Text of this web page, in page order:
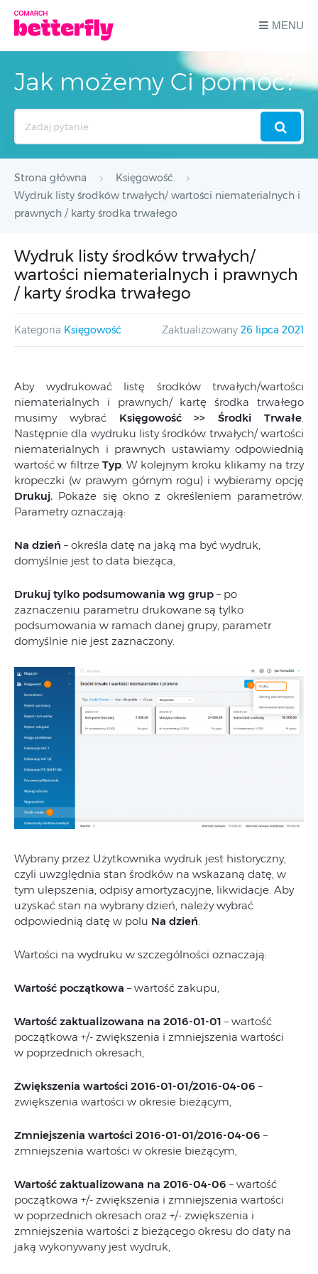
MENU
Jak możemy Ci pomóc?
Strona główna
Księgowość
Wydruk listy środków trwałych/ wartości niematerialnych i
prawnych / karty środka trwałego
Wydruk listy środków trwałych/
wartości niematerialnych i prawnych
/ karty środka trwałego
Kategoria Księgowość Zaktualizowany 26 lipca 2021
Aby wydrukować listę środków trwałych/wartości
niematerialnych i prawnych/ kartę środka trwałego
musimy wybrać Księgowość >> Środki Trwałe.
Następnie dla wydruku listy środków trwałych/ wartości
niematerialnych i prawnych ustawiamy odpowiednią
wartość w filtrze Typ. W kolejnym kroku klikamy na trzy
kropeczki (w prawym górnym rogu) i wybieramy opcję
Drukuj. Pokaże się okno z określeniem parametrów.
Parametry oznaczają:
Na dzień – określa datę na jaką ma być wydruk,
domyślnie jest to data bieżąca,
Drukuj tylko podsumowania wg grup – po
zaznaczeniu parametru drukowane są tylko
podsumowania w ramach danej grupy, parametr
domyślnie nie jest zaznaczony.
Wybrany przez Użytkownika wydruk jest historyczny,
czyli uwzględnia stan środków na wskazaną datę, w
tym ulepszenia, odpisy amortyzacyjne, likwidacje. Aby
uzyskać stan na wybrany dzień, należy wybrać
odpowiednią datę w polu Na dzień.
Wartości na wydruku w szczególności oznaczają:
Wartość początkowa – wartość zakupu,
Wartość zaktualizowana na 2016-01-01 – wartość
początkowa +/- zwiększenia i zmniejszenia wartości
w poprzednich okresach,
Zwiększenia wartości 2016-01-01/2016-04-06 –
zwiększenia wartości w okresie bieżącym,
Zmniejszenia wartości 2016-01-01/2016-04-06 –
zmniejszenia wartości w okresie bieżącym,
Wartość zaktualizowana na 2016-04-06 – wartość
początkowa +/- zwiększenia i zmniejszenia wartości
w poprzednich okresach oraz +/- zwiększenia i
zmniejszenia wartości z bieżącego okresu do daty na
jaką wykonywany jest wydruk,